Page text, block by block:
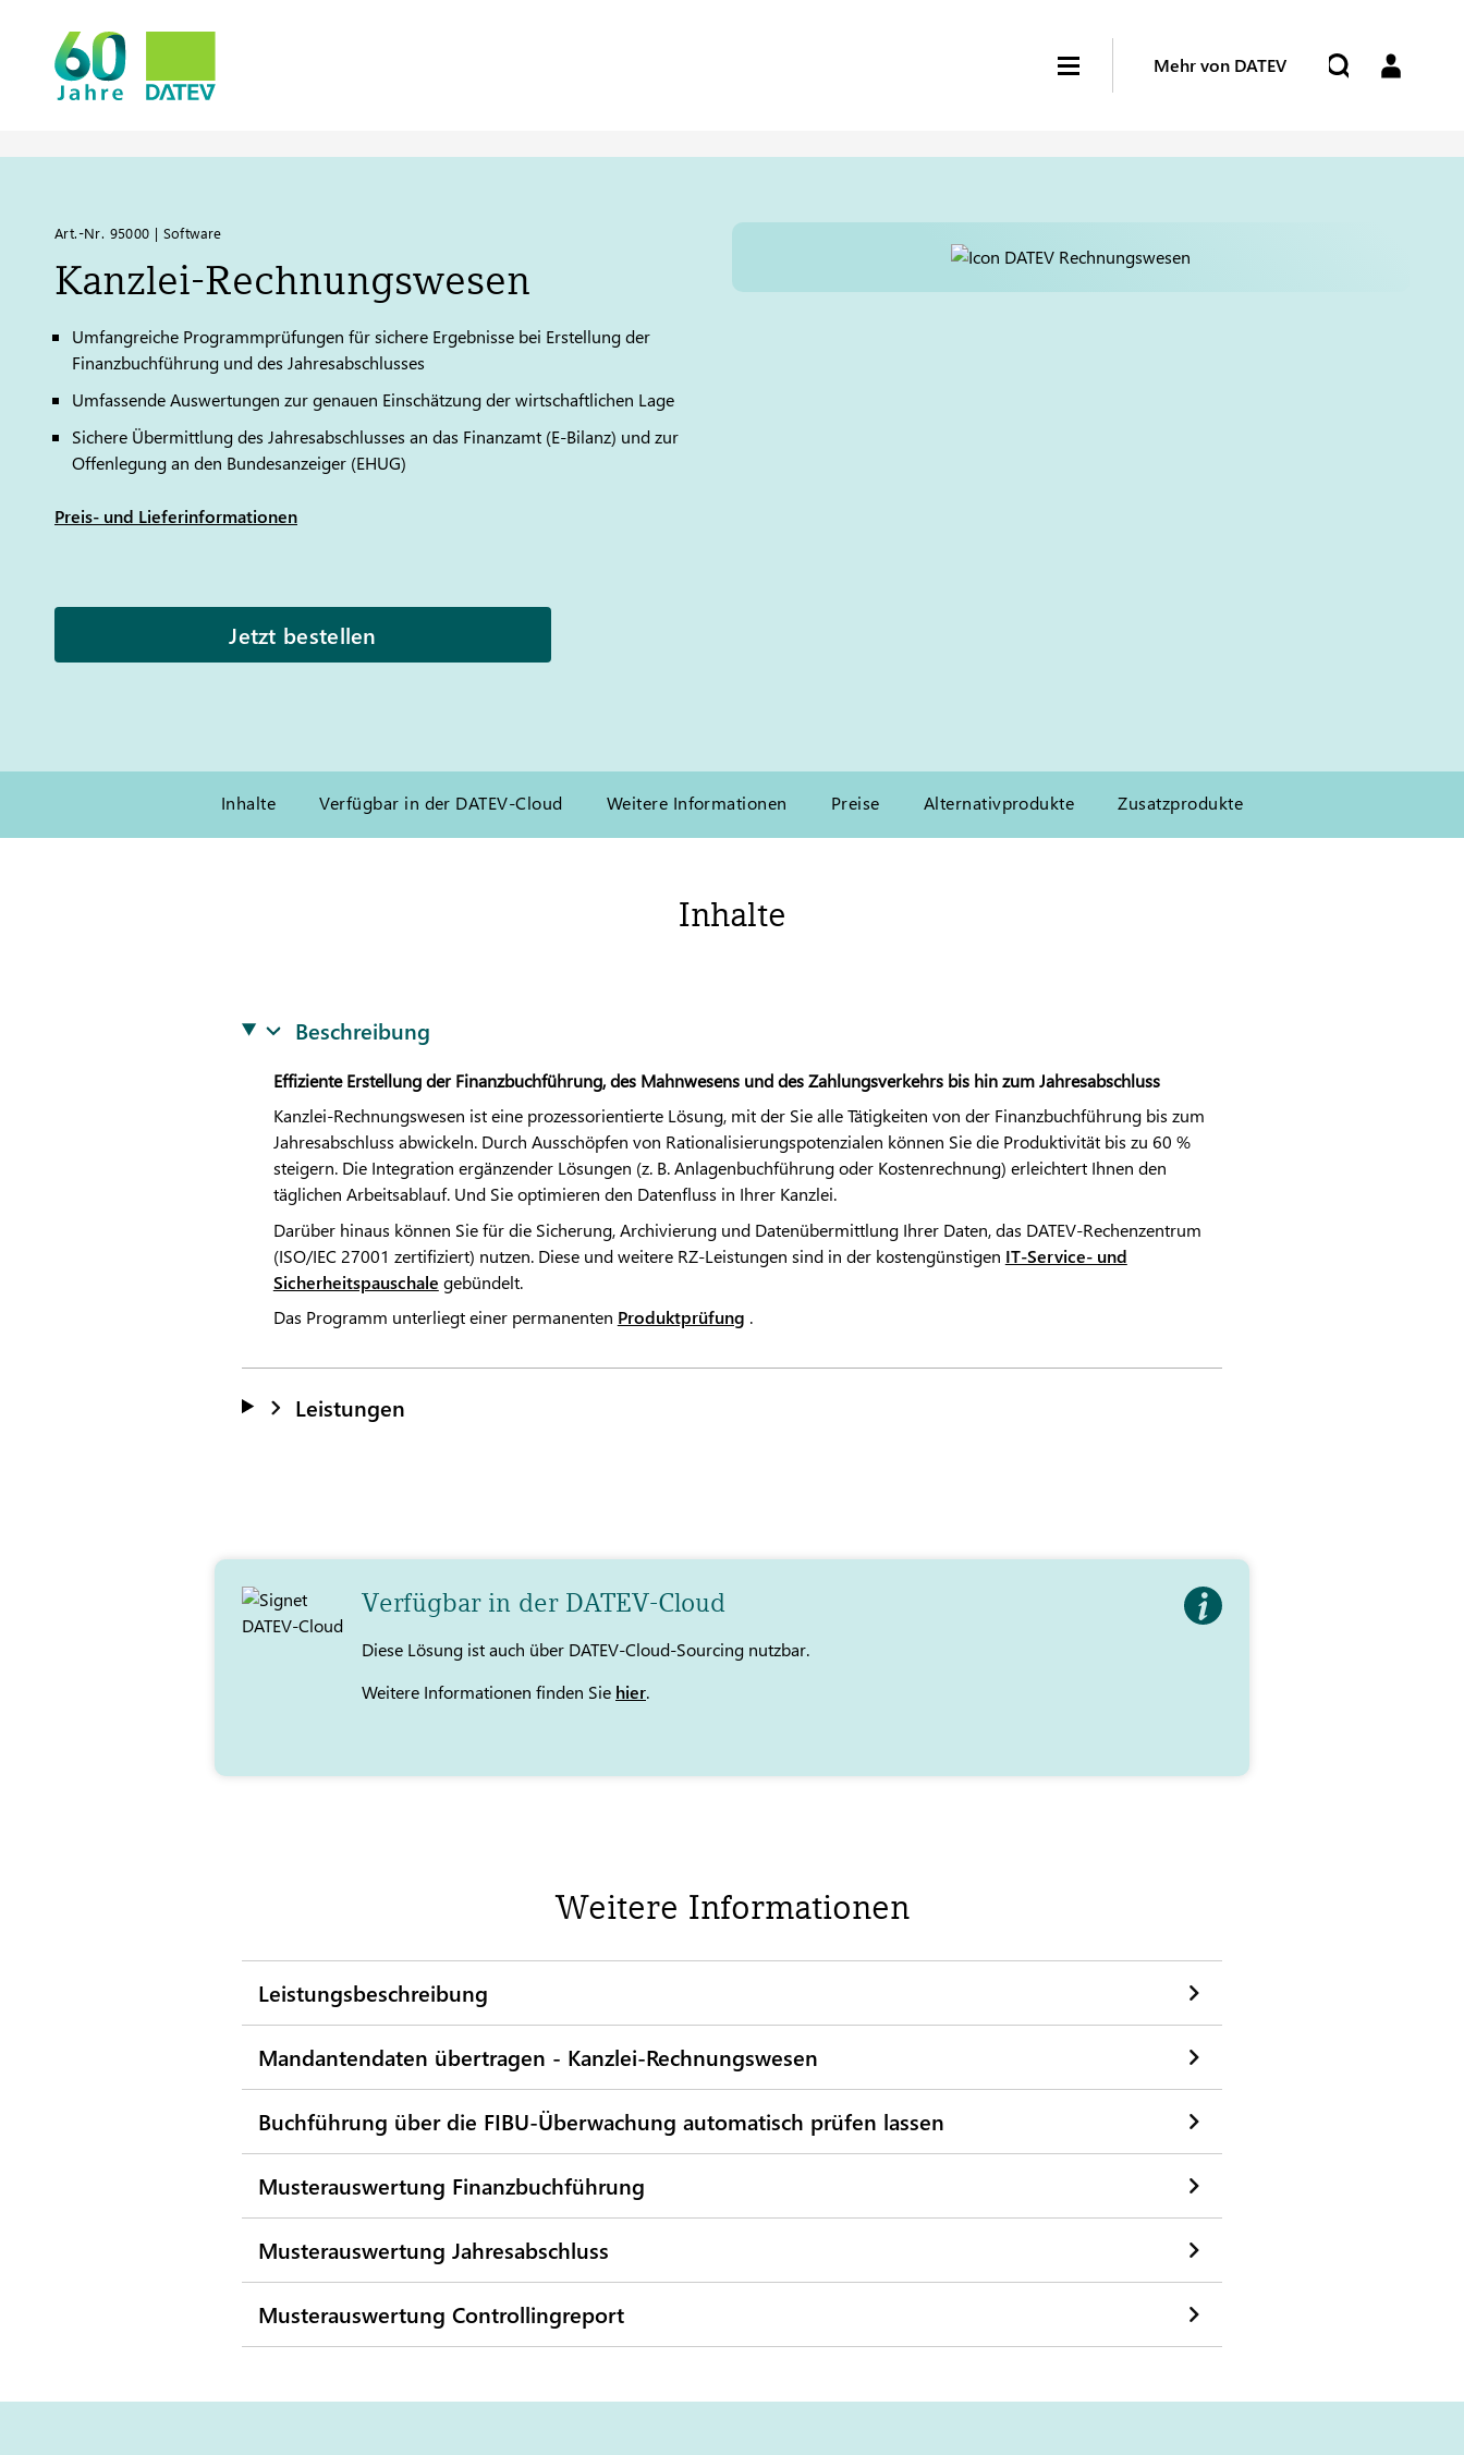
Mehr von DATEV
Art.-Nr. 95000 | Software
Kanzlei-Rechnungswesen
Umfangreiche Programmprüfungen für sichere Ergebnisse bei Erstellung der
Finanzbuchführung und des Jahresabschlusses
Umfassende Auswertungen zur genauen Einschätzung der wirtschaftlichen Lage
Sichere Übermittlung des Jahresabschlusses an das Finanzamt (E-Bilanz) und zur
Offenlegung an den Bundesanzeiger (EHUG)
Preis- und Lieferinformationen
Jetzt bestellen
Inhalte Verfügbar in der DATEV-Cloud Weitere Informationen Preise Alternativprodukte Zusatzprodukte
Inhalte
Beschreibung
Effiziente Erstellung der Finanzbuchführung, des Mahnwesens und des Zahlungsverkehrs bis hin zum Jahresabschluss
Kanzlei-Rechnungswesen ist eine prozessorientierte Lösung, mit der Sie alle Tätigkeiten von der Finanzbuchführung bis zum
Jahresabschluss abwickeln. Durch Ausschöpfen von Rationalisierungspotenzialen können Sie die Produktivität bis zu 60 %
steigern. Die Integration ergänzender Lösungen (z. B. Anlagenbuchführung oder Kostenrechnung) erleichtert Ihnen den
täglichen Arbeitsablauf. Und Sie optimieren den Datenfluss in Ihrer Kanzlei.
Darüber hinaus können Sie für die Sicherung, Archivierung und Datenübermittlung Ihrer Daten, das DATEV-Rechenzentrum
(ISO/IEC 27001 zertifiziert) nutzen. Diese und weitere RZ-Leistungen sind in der kostengünstigen IT-Service- und
Sicherheitspauschale gebündelt.
Das Programm unterliegt einer permanenten Produktprüfung .
Leistungen
Verfügbar in der DATEV-Cloud
Diese Lösung ist auch über DATEV-Cloud-Sourcing nutzbar.
Weitere Informationen finden Sie hier.
Weitere Informationen
Leistungsbeschreibung
Mandantendaten übertragen - Kanzlei-Rechnungswesen
Buchführung über die FIBU-Überwachung automatisch prüfen lassen
Musterauswertung Finanzbuchführung
Musterauswertung Jahresabschluss
Musterauswertung Controllingreport